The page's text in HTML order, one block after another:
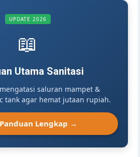
UPDATE 2026
📖
Utama Sanitasi
saluran mampet &
tank agar hemat jutaan rupiah.
Lengkap →